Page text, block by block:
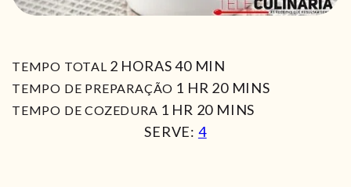
TEMPO TOTAL 2HORAS
HORAS40MIN
MIN
TEMPO DE PREPARAÇÃO 1 HORA
HR 20MIN
MINS
TEMPO DE COZEDURA 1 HORA
HR 20MIN
MINS
SERVE: 4